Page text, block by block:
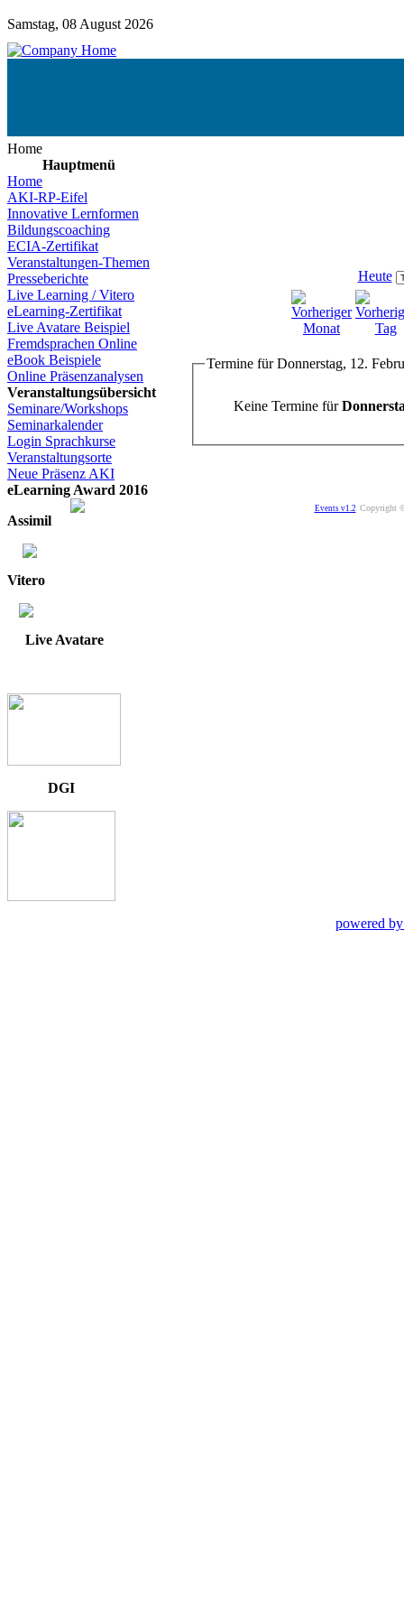
Samstag, 08 August 2026
Home
Hauptmenü
Home
AKI-RP-Eifel
Innovative Lernformen
Bildungscoaching
ECIA-Zertifikat
Veranstaltungen-Themen
Presseberichte
Live Learning / Vitero
eLearning-Zertifikat
Live Avatare Beispiel
Fremdsprachen Online
eBook Beispiele
Online Präsenzanalysen
Veranstaltungsübersicht
Seminare/Workshops
Seminarkalender
Login Sprachkurse
Veranstaltungsorte
Neue Präsenz AKI
eLearning Award 2016
Assimil
Vitero
Live Avatare
DGI
Heute
Termine für Donnerstag, 12.
Keine Termine für
Events v1.2 Copyright
powered